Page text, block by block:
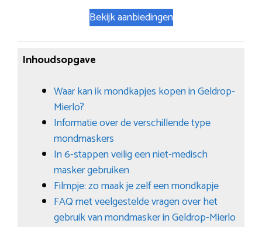
Bekijk aanbiedingen
Inhoudsopgave
Waar kan ik mondkapjes kopen in Geldrop-
Mierlo?
Informatie over de verschillende type
mondmaskers
In 6-stappen veilig een niet-medisch
masker gebruiken
Filmpje: zo maak je zelf een mondkapje
FAQ met veelgestelde vragen over het
gebruik van mondmasker in Geldrop-Mierlo